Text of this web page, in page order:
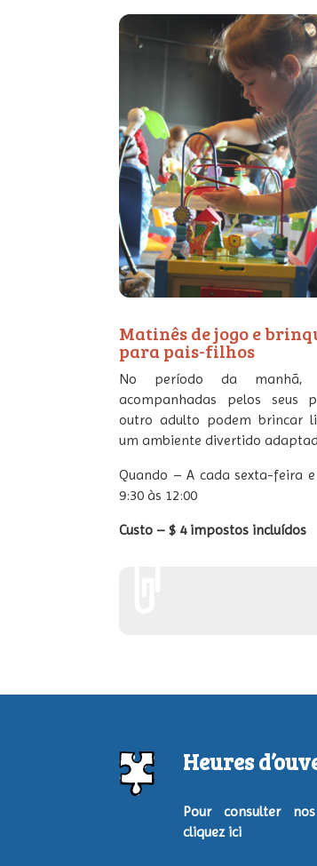
Matinês de jogo e
para pais-filhos
No período da manhã,
acompanhadas pelos seus
outro adulto podem brincar
um ambiente divertido
Quando – A cada sexta-feira
9:30 às 12:00
Custo – $ 4 impostos incluídos
Heures
Pour consulter
cliquez ici